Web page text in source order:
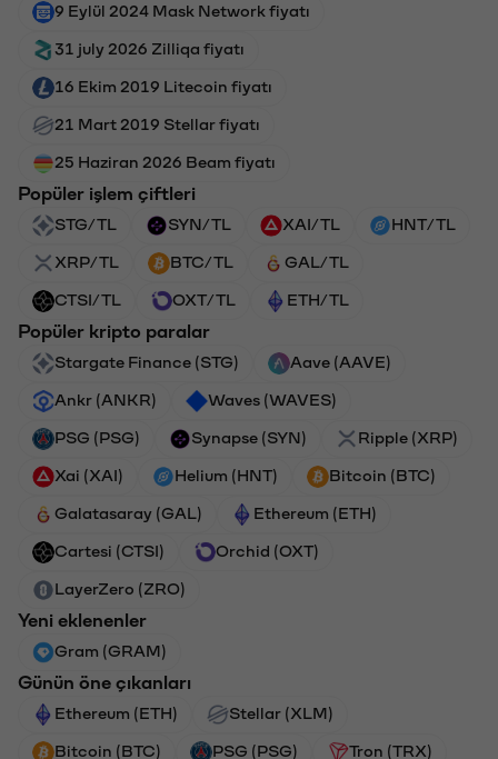
9 Eylül 2024 Mask Network fiyatı
31 july 2026 Zilliqa fiyatı
16 Ekim 2019 Litecoin fiyatı
21 Mart 2019 Stellar fiyatı
25 Haziran 2026 Beam fiyatı
Popüler işlem çiftleri
STG/TL SYN/TL XAI/TL HNT/TL
XRP/TL BTC/TL GAL/TL
CTSI/TL OXT/TL ETH/TL
Popüler kripto paralar
Stargate Finance (STG) Aave (AAVE)
Ankr (ANKR) Waves (WAVES)
PSG (PSG) Synapse (SYN) Ripple (XRP)
Xai (XAI) Helium (HNT) Bitcoin (BTC)
Galatasaray (GAL) Ethereum (ETH)
Cartesi (CTSI) Orchid (OXT)
LayerZero (ZRO)
Yeni eklenenler
Gram (GRAM)
Günün öne çıkanları
Ethereum (ETH) Stellar (XLM)
Bitcoin (BTC) PSG (PSG) Tron (TRX)